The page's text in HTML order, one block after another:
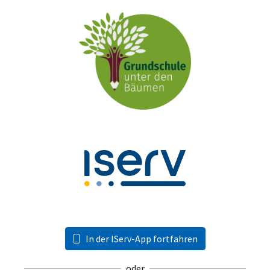
In der IServ-App fortfahren